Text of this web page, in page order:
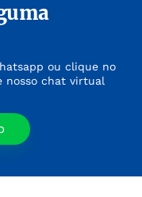
ou clique no
nosso chat virtual